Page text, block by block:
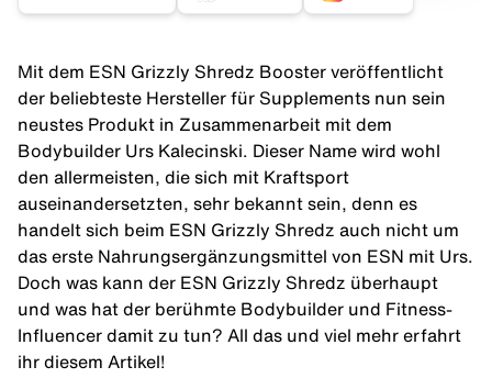
Mit dem ESN Grizzly Shredz Booster veröffentlicht
der beliebteste Hersteller für Supplements nun sein
neustes Produkt in Zusammenarbeit mit dem
Bodybuilder Urs Kalecinski. Dieser Name wird wohl
den allermeisten, die sich mit Kraftsport
auseinandersetzten, sehr bekannt sein, denn es
handelt sich beim ESN Grizzly Shredz auch nicht um
das erste Nahrungsergänzungsmittel von ESN mit Urs.
Doch was kann der ESN Grizzly Shredz überhaupt
und was hat der berühmte Bodybuilder und Fitness-
Influencer damit zu tun? All das und viel mehr erfahrt
ihr diesem Artikel!